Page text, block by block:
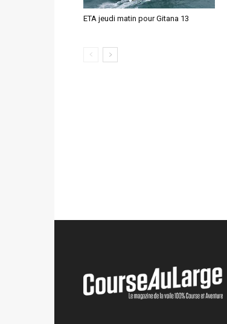
ETA jeudi matin pour Gitana 13